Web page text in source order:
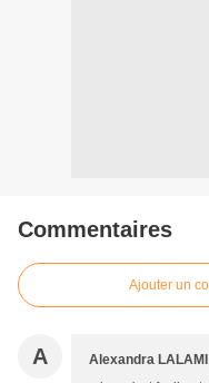
Commentaires
Ajouter un
A Alexandra LALAMI